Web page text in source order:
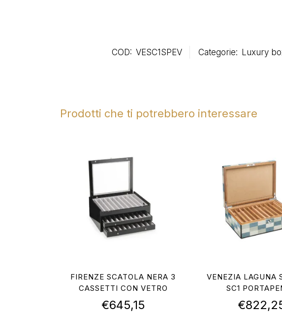
COD: VESC1SPEV Categorie: Luxury
Prodotti che ti potrebbero interessare
FIRENZE SCATOLA NERA 3
CASSETTI CON VETRO
€645,15
VENEZIA LAGUNA
SC1
€